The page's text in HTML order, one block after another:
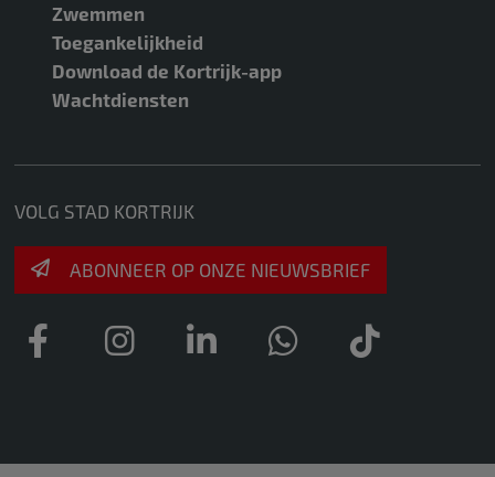
Zwemmen
Toegankelijkheid
Download de Kortrijk-app
Wachtdiensten
VOLG STAD KORTRIJK
ABONNEER OP ONZE NIEUWSBRIEF